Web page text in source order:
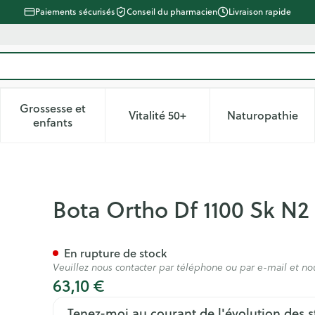
Paiements sécurisés Conseil du pharmacien Livraison rapide
Beauté, soins et hygiène
menu pour la catégorie Régime, alimentation &
Grossesse et
enfantsAfficher le sous-menu pour la catégorie
Vitalité 50+Afficher le sous-menu pour la
Naturopathie
Afficher
Bota Ortho Df 1100 Sk N2
63,10 €
En rupture de stock
Veuillez nous contacter par téléphone ou par e-mail et